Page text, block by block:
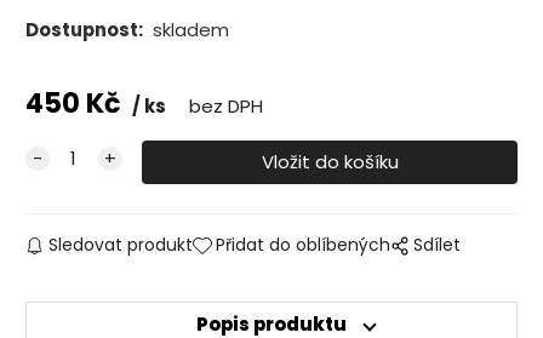
Dostupnost: skladem
450 Kč ks bez DPH
Sledovat produkt Přidat do oblíbených Sdílet
Popis produktu